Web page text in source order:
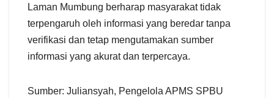
Laman Mumbung berharap masyarakat tidak
terpengaruh oleh informasi yang beredar tanpa
verifikasi dan tetap mengutamakan sumber
informasi yang akurat dan terpercaya.
Sumber: Juliansyah, Pengelola APMS SPBU